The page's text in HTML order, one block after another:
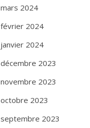
mars 2024
février 2024
janvier 2024
décembre 2023
novembre 2023
octobre 2023
septembre 2023